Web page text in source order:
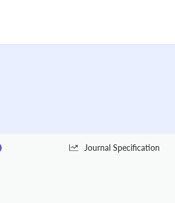
Journal Specification